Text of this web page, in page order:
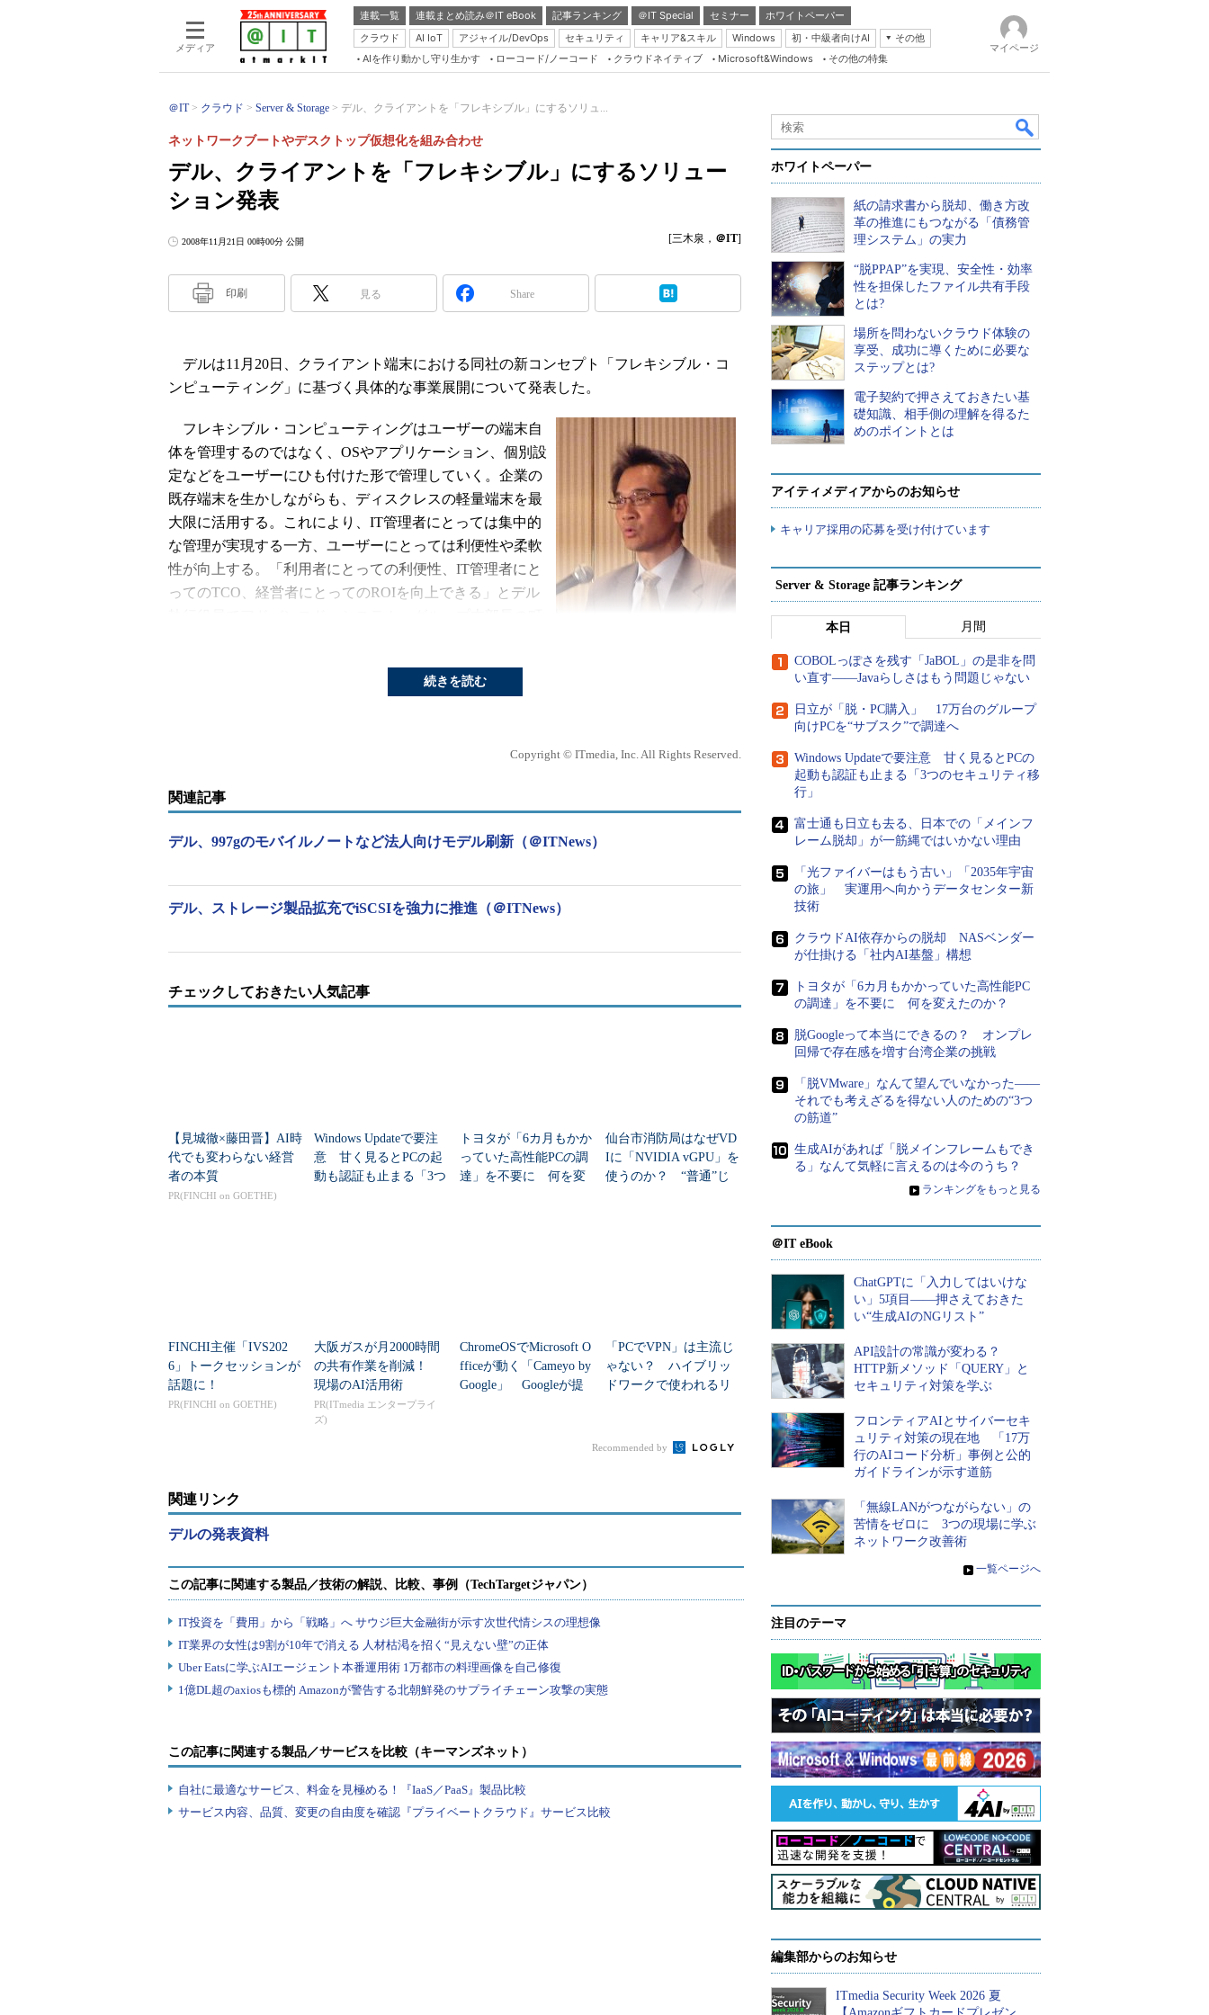
メディア
連載一覧 連載まとめ読み＠IT eBook 記事ランキング ＠IT Special セミナー
ホワイトペーパー
クラウド
AI IoT アジャイル/DevOps セキュリティ キャリア&スキル Windows 初・中級者向けAI
その他
Server & Storage
Database Expert
Linux ＆ OSS
Master of IP Network
Security & Trust
Insider.NET
AIを作り動かし守り生かす ローコード/ノーコード クラウドネイティブ Microsoft&Windows その他の特集
マイページ
＠IT クラウド Server & Storage デル、クライアントを「フレキシブル」にするソリュ...
デル、クライアントを「フレキシブル」にするソリュー
ション発表
ネットワークブートやデスクトップ仮想化を組み合わせ
2008年11月21日 00時00分 公開 [三木泉， ＠IT]
印刷 見る Share
デルは11月20日、クライアント端末における同社の新コンセプト「フレキシブル・コ
ンピューティング」に基づく具体的な事業展開について発表した。
フレキシブル・コンピューティングはユーザーの端末自
体を管理するのではなく、OSやアプリケーション、個別設
定などをユーザーにひも付けた形で管理していく。企業の
既存端末を生かしながらも、ディスクレスの軽量端末を最
大限に活用する。これにより、IT管理者にとっては集中的
な管理が実現する一方、ユーザーにとっては利便性や柔軟
性が向上する。「利用者にとっての利便性、IT管理者にと
ってのTCO、経営者にとってのROIを向上できる」とデル
デルはデスクトップ仮想化やアプリケーション仮想化な
1. 「オンデマンドデスクトップストリーミング」（ネットワークブート）
2. 「バーチャルリモートデスクトップ」（デスクトップ仮想化）
軸で分類し、ユーザーのタイプに適した技術を組み合わせていくことが最適化のカギだ
OptiPlex FX160
デルのインフラストラクチャ・コンサルティング・サービス部門は、最適なフレキシ
1つはアセスメントサービス。ユーザーのタイプ、ITサポートニーズ、データセンター
の設置場所などを考慮して、TCO、ROI、推奨アーキテクチャ、導入戦略などを含むアセ
2つ目は「プルーフ・オブ・コンセプト」（PoC）サービス。小規模な試験導入サービ
スで、5台程度のクライアントを設定し、基本的な機能やアプリケーションの利用テスト
により、ソリューションの有効性を実証する。
利用する製品は、アプリケーション仮想化はマイクロソフト、デスクトップ仮想化に
ついてはシトリックスとヴイエムウェアを採用するという。外部のSI業者との協業も進
め、同社のコンサルティングサービスを販売してもらうなど、個別に協力体制を築いて
いくという。
続きを読む
Copyright © ITmedia, Inc. All Rights Reserved.
関連記事
デル、997gのモバイルノートなど法人向けモデル刷新（＠ITNews）
デル、ストレージ製品拡充でiSCSIを強力に推進（＠ITNews）
チェックしておきたい人気記事
【見城徹×藤田晋】AI時
代でも変わらない経営
者の本質
PR(FINCHI on GOETHE)
Windows Updateで要注
意 甘く見るとPCの起
動も認証も止まる「3つ
トヨタが「6カ月もかか
っていた高性能PCの調
達」を不要に 何を変
仙台市消防局はなぜVD
Iに「NVIDIA vGPU」を
使うのか？ “普通”じ
FINCHI主催「IVS202
6」トークセッションが
話題に！
PR(FINCHI on GOETHE)
大阪ガスが月2000時間
の共有作業を削減！
現場のAI活用術
PR(ITmedia エンタープライ
ズ)
ChromeOSでMicrosoft O
fficeが動く「Cameyo by
Google」 Googleが提
「PCでVPN」は主流じ
ゃない？ ハイブリッ
ドワークで使われるリ
Recommended by
関連リンク
デルの発表資料
この記事に関連する製品／サービスを比較（キーマンズネット）
自社に最適なサービス、料金を見極める！『IaaS／PaaS』製品比較
サービス内容、品質、変更の自由度を確認『プライベートクラウド』サービス比較
ホワイトペーパー
紙の請求書から脱却、働き方改
革の推進にもつながる「債務管
理システム」の実力
“脱PPAP”を実現、安全性・効率
性を担保したファイル共有手段
とは?
場所を問わないクラウド体験の
享受、成功に導くために必要な
ステップとは?
電子契約で押さえておきたい基
礎知識、相手側の理解を得るた
めのポイントとは
アイティメディアからのお知らせ
キャリア採用の応募を受け付けています
Server & Storage 記事ランキング
本日 月間
COBOLっぽさを残す「JaBOL」の是非を問
い直す――Javaらしさはもう問題じゃない
日立が「脱・PC購入」 17万台のグループ
向けPCを“サブスク”で調達へ
Windows Updateで要注意 甘く見るとPCの
起動も認証も止まる「3つのセキュリティ移
行」
富士通も日立も去る、日本での「メインフ
レーム脱却」が一筋縄ではいかない理由
「光ファイバーはもう古い」「2035年宇宙
の旅」 実運用へ向かうデータセンター新
技術
クラウドAI依存からの脱却 NASベンダー
が仕掛ける「社内AI基盤」構想
トヨタが「6カ月もかかっていた高性能PC
の調達」を不要に 何を変えたのか？
脱Googleって本当にできるの？ オンプレ
回帰で存在感を増す台湾企業の挑戦
「脱VMware」なんて望んでいなかった――
それでも考えざるを得ない人のための“3つ
の筋道”
生成AIがあれば「脱メインフレームもでき
る」なんて気軽に言えるのは今のうち？
» ランキングをもっと見る
＠IT eBook
ChatGPTに「入力してはいけな
い」5項目――押さえておきた
い“生成AIのNGリスト”
API設計の常識が変わる？
HTTP新メソッド「QUERY」と
セキュリティ対策を学ぶ
フロンティアAIとサイバーセキ
ュリティ対策の現在地 「17万
行のAIコード分析」事例と公的
ガイドラインが示す道筋
「無線LANがつながらない」の
苦情をゼロに 3つの現場に学ぶ
ネットワーク改善術
» 一覧ページへ
注目のテーマ
編集部からのお知らせ
ITmedia Security Week 2026 夏